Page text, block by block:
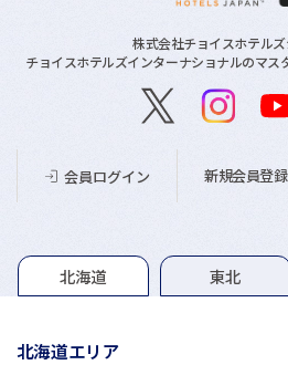
株式会社チョイスホテルズ
チョイスホテルズインターナショナルのマス
会員ログイン 新規会員登録
グループホテル一覧
北海道 東北
北海道エリア